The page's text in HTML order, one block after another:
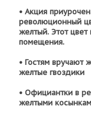
• Акция
революционный
желтый. Этот
помещения.
• Гостям вручают
желтые гвоздики
• Официантки в
желтыми